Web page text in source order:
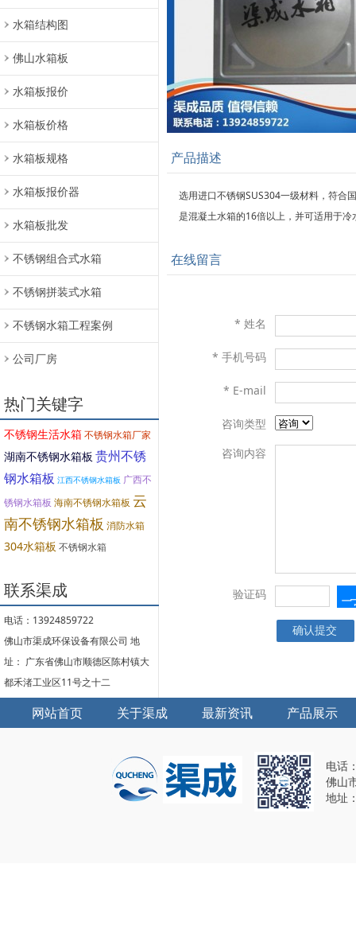
水箱结构图
佛山水箱板
水箱板报价
水箱板价格
水箱板规格
水箱板报价器
水箱板批发
不锈钢组合式水箱
不锈钢拼装式水箱
不锈钢水箱工程案例
公司厂房
热门关键字
不锈钢生活水箱不锈钢水箱厂家
湖南不锈钢水箱板 贵州不锈
钢水箱板 江西不锈钢水箱板 广西不
锈钢水箱板 海南不锈钢水箱板 云
南不锈钢水箱板 消防水箱
304水箱板 不锈钢水箱
联系渠成
电话：13924859722
佛山市渠成环保设备有限公司 地
址： 广东省佛山市顺德区陈村镇大
都禾渚工业区11号之十二
产品描述
选用进口不锈钢SUS304一级材料，符合
是混凝土水箱的16倍以上，并可适用于
在线留言
* 姓名
* 手机号码
* E-mail
咨询类型
咨询内容
验证码
网站首页 关于渠成 最新资讯 产品展示
电话
佛山
地址